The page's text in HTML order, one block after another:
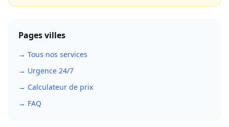
Pages villes
→ Tous nos services
→ Urgence 24/7
→ Calculateur de prix
→ FAQ